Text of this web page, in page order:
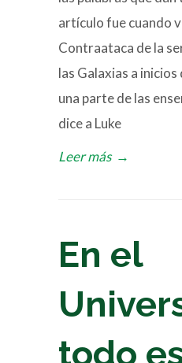
artículo fue cuando
Contraataca de la
las Galaxias a inicios
una parte de las
dice a Luke
Leer más →
En el
todo